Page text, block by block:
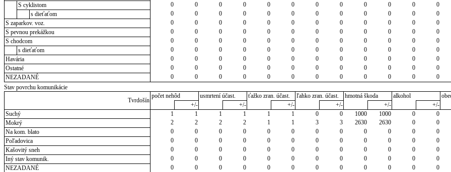
S cyklistom
0 0 0 0 0 0 0 0 0 0 0 0
s dieťaťom
0 0 0 0 0 0 0 0 0 0 0 0
S zaparkov. voz.
0 0 0 0 0 0 0 0 0 0 0 0
S pevnou prekážkou
0 0 0 0 0 0 0 0 0 0 0 0
S chodcom
0 0 0 0 0 0 0 0 0 0 0 0
s dieťaťom
0 0 0 0 0 0 0 0 0 0 0 0
Havária
0 0 0 0 0 0 0 0 0 0 0 0
Ostatné
0 0 0 0 0 0 0 0 0 0 0 0
NEZADANÉ
0 0 0 0 0 0 0 0 0 0 0 0
Stav povrchu komunikácie
Tvrdošín
počet nehôd usmrtení účast. ťažko zran. účast. ľahko zran. účast. hmotná škoda alkohol
+/-
+/- +/- +/- +/- +/-
Suchý
1 1 1 1 1 1 0 0 1000 1000 0 0
Mokrý
2 2 2 2 1 1 3 3 2630 2630 0 0
Na kom. blato
0 0 0 0 0 0 0 0 0 0 0 0
Poľadovica
0 0 0 0 0 0 0 0 0 0 0 0
Kašovitý sneh
0 0 0 0 0 0 0 0 0 0 0 0
Iný stav komunik.
0 0 0 0 0 0 0 0 0 0 0 0
NEZADANÉ
0 0 0 0 0 0 0 0 0 0 0 0